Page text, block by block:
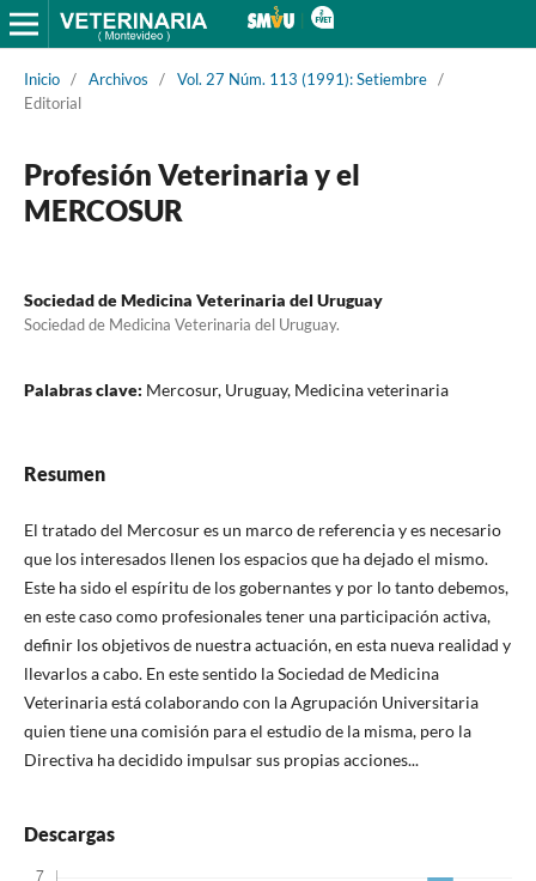
Inicio / Archivos / Vol. 27 Núm. 113 (1991): Setiembre /
Editorial
Profesión Veterinaria y el
MERCOSUR
Sociedad de Medicina Veterinaria del Uruguay
Sociedad de Medicina Veterinaria del Uruguay.
Palabras clave: Mercosur, Uruguay, Medicina veterinaria
Resumen
El tratado del Mercosur es un marco de referencia y es necesario
que los interesados llenen los espacios que ha dejado el mismo.
Este ha sido el espíritu de los gobernantes y por lo tanto debemos,
en este caso como profesionales tener una participación activa,
definir los objetivos de nuestra actuación, en esta nueva realidad y
llevarlos a cabo. En este sentido la Sociedad de Medicina
Veterinaria está colaborando con la Agrupación Universitaria
quien tiene una comisión para el estudio de la misma, pero la
Directiva ha decidido impulsar sus propias acciones...
Descargas